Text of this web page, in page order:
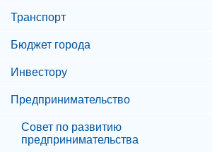
Транспорт
Бюджет города
Инвестору
Предпринимательство
Совет по развитию
предпринимательства